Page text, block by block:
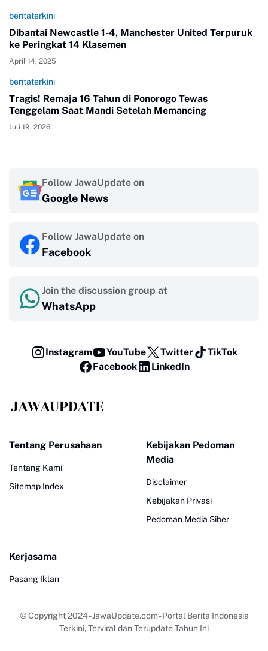
beritaterkini
Dibantai Newcastle 1-4, Manchester United Terpuruk
ke Peringkat 14 Klasemen
April 14, 2025
beritaterkini
Tragis! Remaja 16 Tahun di Ponorogo Tewas
Tenggelam Saat Mandi Setelah Memancing
Juli 19, 2026
Follow JawaUpdate on
Google News
Follow JawaUpdate on
Facebook
Join the discussion group at
WhatsApp
Instagram YouTube Twitter
TikTok
Facebook
LinkedIn
Tentang Perusahaan
Tentang Kami
Sitemap Index
Kebijakan Pedoman
Media
Disclaimer
Kebijakan Privasi
Pedoman Media Siber
Kerjasama
Pasang Iklan
© Copyright 2024-JawaUpdate.com - Portal Berita Indonesia
Terkini, Terviral dan Terupdate Tahun Ini